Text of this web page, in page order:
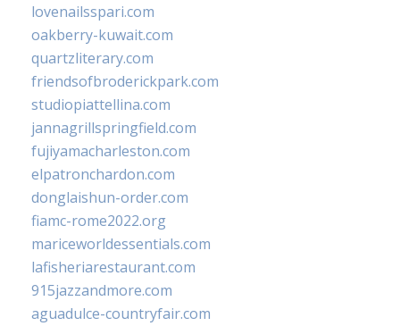
lovenailsspari.com
oakberry-kuwait.com
quartzliterary.com
friendsofbroderickpark.com
studiopiattellina.com
jannagrillspringfield.com
fujiyamacharleston.com
elpatronchardon.com
donglaishun-order.com
fiamc-rome2022.org
mariceworldessentials.com
lafisheriarestaurant.com
915jazzandmore.com
aguadulce-countryfair.com